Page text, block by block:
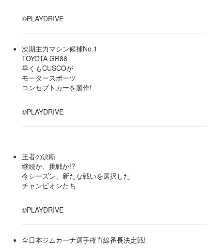
©PLAYDRIVE
次期主力マシン候補No.1
TOYOTA GR86
早くもCUSCOが
モータースポーツ
コンセプトカーを製作!
©PLAYDRIVE
王者の決断
継続か、挑戦か!?
今シーズン、新たな戦いを選択した
チャンピオンたち
©PLAYDRIVE
全日本ジムカーナ選手権直線番長決定戦!